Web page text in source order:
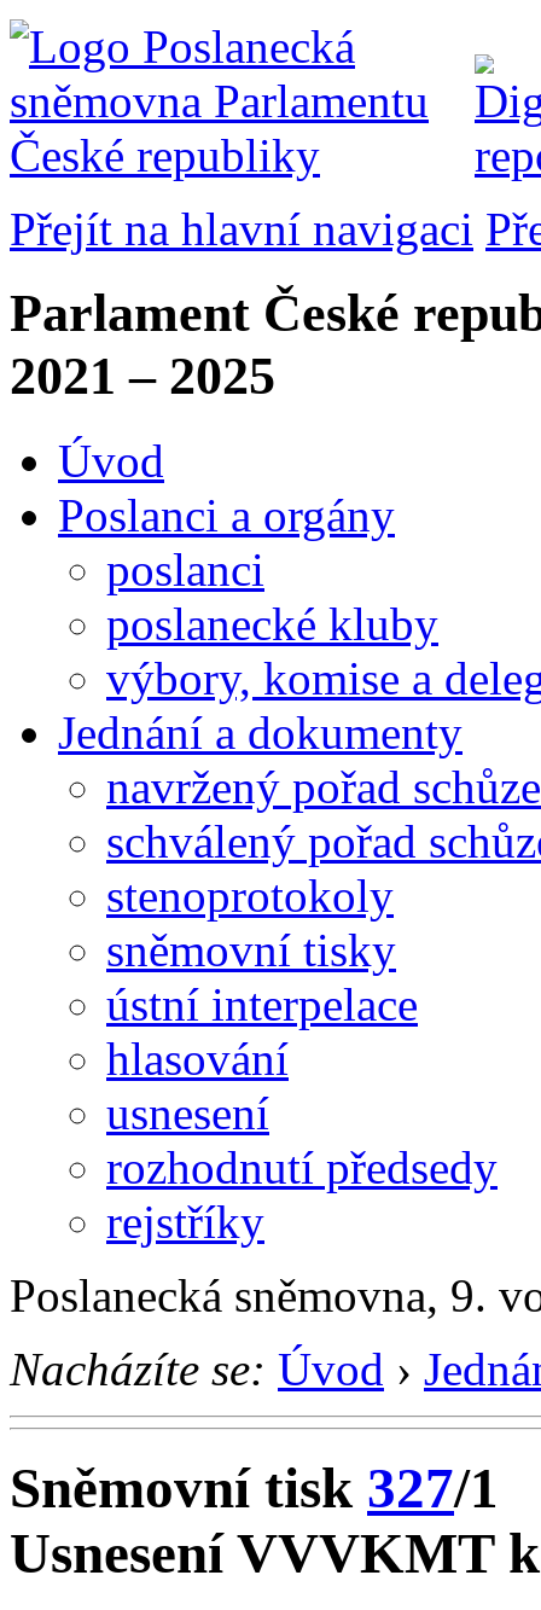
Přejít na hlavní navigaci
Parlament České
2021 – 2025
Úvod
Poslanci a orgány
poslanci
poslanecké kluby
výbory, komise a
Jednání a dokumenty
navržený pořad schůze
schválený pořad
stenoprotokoly
sněmovní tisky
ústní interpelace
hlasování
usnesení
rozhodnutí předsedy
rejstříky
Poslanecká sněmovna, 9.
Nacházíte se: Úvod ›
Sněmovní tisk 327/1
Usnesení VVVKMT